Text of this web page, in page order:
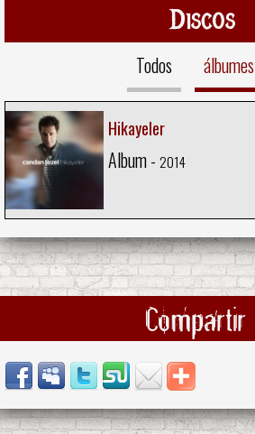
Discos
Todos álbumes
Hikayeler
Album - 2014
Compartir